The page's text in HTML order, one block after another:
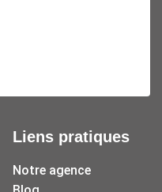
Liens pratiques
Notre agence